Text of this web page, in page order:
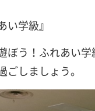
い学級』
ぼう！ふれあい
しましょう。